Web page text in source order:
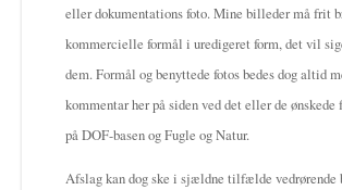
eller dokumentations foto. Mine billeder må frit
kommercielle formål i uredigeret form, det vil
dem. Formål og benyttede fotos bedes dog altid
kommentar her på siden ved det eller de
på DOF-basen og Fugle og Natur.
Afslag kan dog ske i sjældne tilfælde vedrørende